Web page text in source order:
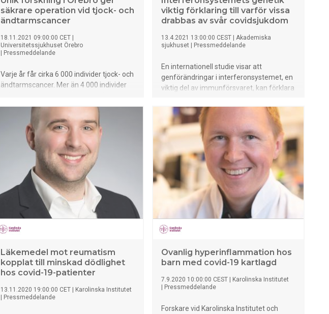
säkrare operation vid tjock- och
ändtarmscancer
18.11.2021 09:00:00 CET
Universitetssjukhuset Örebro
Pressmeddelande
Varje år får cirka 6 000 individer tjock- och
ändtarmscancer. Mer än 4 000 individer
den mest oroande komplikationen att det
blir ett läckage i skarven mellan
tarmändarna efter att tarmbiten med
cancer tagits bort, vilket kallas
anastomosläckage. ”Syftet med
forskningen var att hitta sätt att tidigt
identifiera anastomosläckage och sedan
behandla det”, säger forskaren Ioannis
Oikonomakis.
viktig förklaring till varför vissa
drabbas av svår covidsjukdom
13.4.2021 13:00:00 CEST
Akademiska
sjukhuset
Pressmeddelande
En internationell studie visar att
genförändringar i interferonsystemet, en
viktig del av immunförsvaret, kan förklara
symtom vid covid-19, medan andra får en
infektion utan symtom.
Läkemedel mot reumatism
kopplat till minskad dödlighet
hos covid-19-patienter
13.11.2020 19:00:00 CET
Karolinska Institutet
Pressmeddelande
Ovanlig hyperinflammation hos
barn med covid-19 kartlagd
7.9.2020 10:00:00 CEST
Karolinska Institutet
Pressmeddelande
Forskare vid Karolinska Institutet och